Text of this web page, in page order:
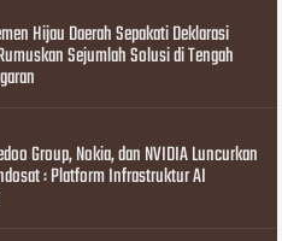
Hijau Daerah Sepakati Deklarasi
Sejumlah Solusi di Tengah
Group, Nokia, dan NVIDIA Luncurkan
: Platform Infrastruktur AI